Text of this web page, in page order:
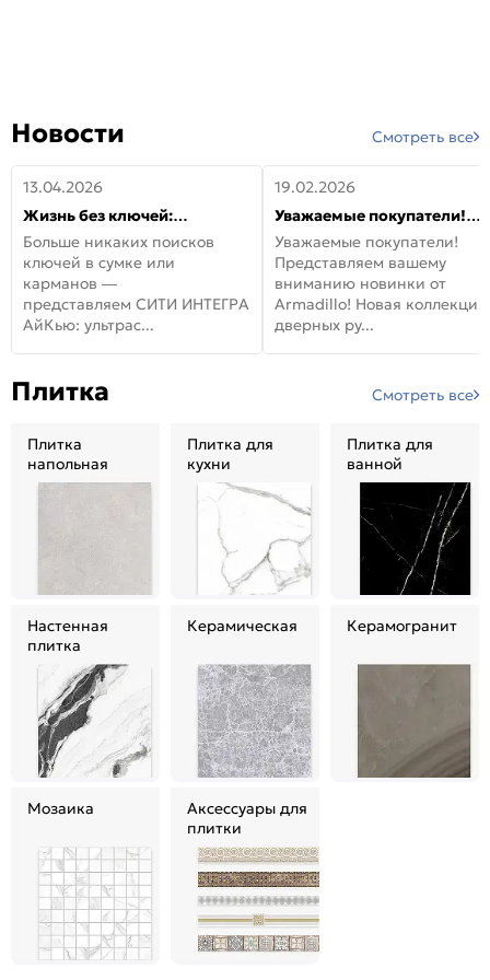
Новости Смотреть все
13.04.2026
Жизнь без ключей:
встречайте новую дверь
СИТИ ИНТЕГРА АйКью!
Больше никаких поисков
ключей в сумке или
карманов —
представляем СИТИ ИНТЕГРА
АйКью: ультрас...
19.02.2026
Уважаемые покупатели!
Представляем вашему
вниманию новинки от
Armadillo!
Уважаемые покупатели!
Представляем вашему
вниманию новинки от
Armadillo! Новая коллекция
дверных ру...
Плитка Смотреть все
Плитка
напольная
Плитка для
кухни
Плитка для
ванной
Настенная
плитка
Керамическая Керамогранит
Мозаика
Аксессуары для
плитки